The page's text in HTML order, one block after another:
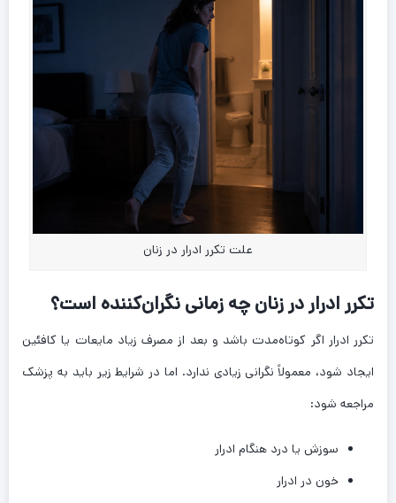
علت تکرر ادرار در زنان
تکرر ادرار در زنان چه زمانی نگران‌کننده است؟
تکرر ادرار اگر کوتاه‌مدت باشد و بعد از مصرف زیاد مایعات یا کافئین
ایجاد شود، معمولاً نگرانی زیادی ندارد. اما در شرایط زیر باید به پزشک
مراجعه شود:
سوزش یا درد هنگام ادرار
خون در ادرار